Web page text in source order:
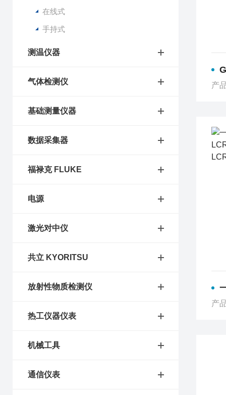
在线式
手持式
测温仪器
气体检测仪
基础测量仪器
数据采集器
福禄克 FLUKE
电源
激光对中仪
共立 KYORITSU
放射性物质检测仪
热工仪器仪表
机械工具
通信仪表
产
一
产